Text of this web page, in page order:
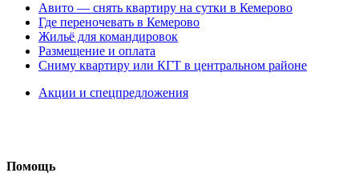
Авито — снять квартиру на сутки в Кемерово
Где переночевать в Кемерово
Жильё для командировок
Размещение и оплата
Сниму квартиру или КГТ в центральном районе
Акции и спецпредложения
Помощь